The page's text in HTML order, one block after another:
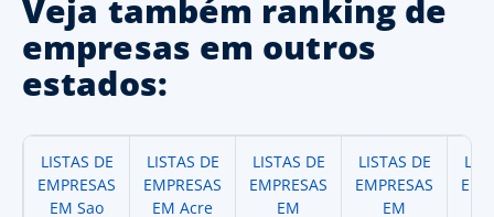
Veja também ranking de
empresas em outros
estados:
LISTAS DE
EMPRESAS
EM Sao
LISTAS DE
EMPRESAS
EM Acre
LISTAS DE
EMPRESAS
EM
LISTAS DE
EMPRESAS
EM